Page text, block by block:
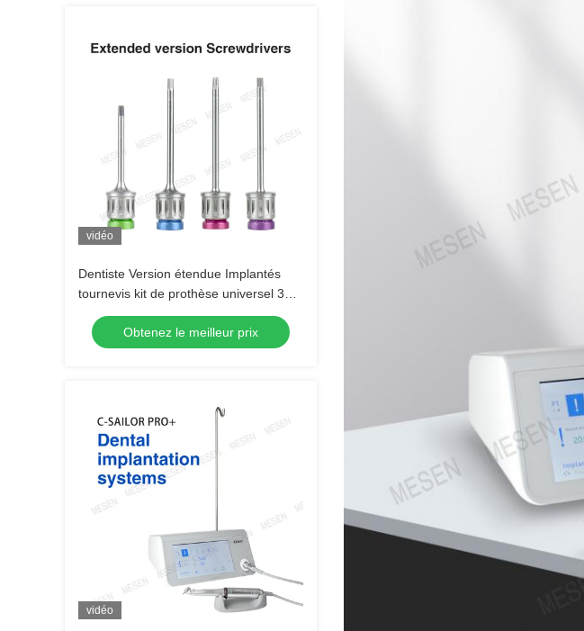
vidéo
Dentiste Version étendue Implantés
tournevis kit de prothèse universel 30
mm 37 mm
Obtenez le meilleur prix
vidéo